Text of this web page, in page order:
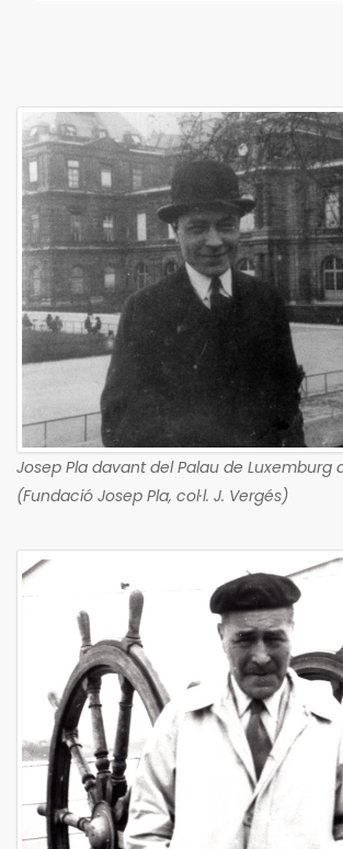
Josep Pla davant del Palau de Luxemburg
(Fundació Josep Pla, col·l. J. Vergés)